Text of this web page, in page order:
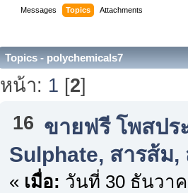
Messages Topics Attachments
Topics - polychemicals7
หน้า: 1 [2]
16 ขายฟรี โพสปร
Sulphate, สารส้ม
« เมื่อ: วันที่ 30 ธันวาค